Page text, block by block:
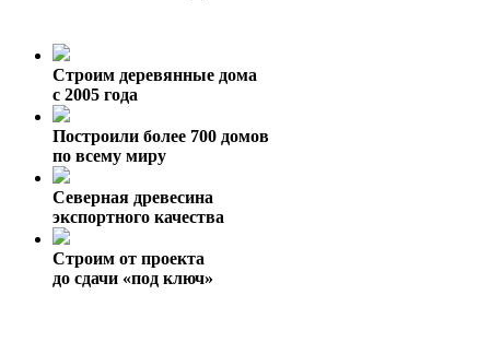
Строим деревянные дома
с 2005 года
Построили более 700 домов
по всему миру
Северная древесина
экспортного качества
Строим от проекта
до сдачи «под ключ»